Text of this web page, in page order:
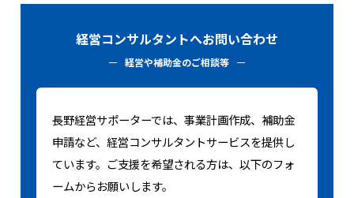
経営コンサルタントへお問い合わせ
経営や補助金のご相談等
長野経営サポーターでは、事業計画作成、補助金
申請など、経営コンサルタントサービスを提供し
ています。ご支援を希望される方は、以下のフォ
ームからお願いします。